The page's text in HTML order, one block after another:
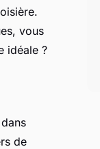
vous
idéale ?
de